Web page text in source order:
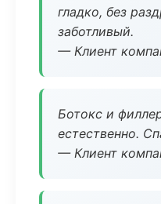
гладко, без
заботливый.
— Клиент
Ботокс и
естественно.
— Клиент